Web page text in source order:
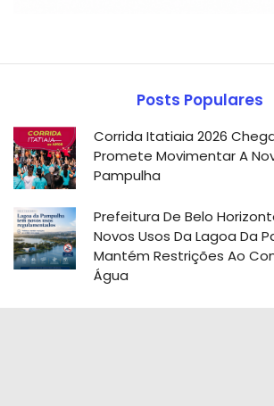
Posts Populares
Corrida Itatiaia 2026 Chega
Promete Movimentar A
Pampulha
Prefeitura De Belo
Novos Usos Da Lagoa Da
Mantém Restrições Ao
Água